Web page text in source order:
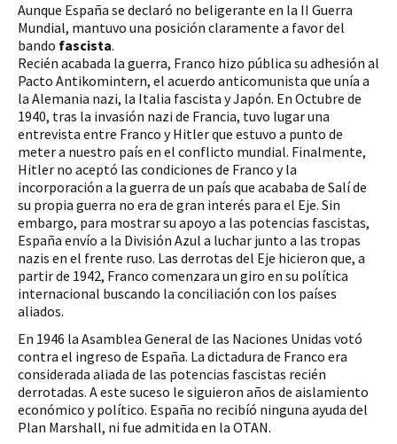
Aunque España se declaró no beligerante en la II Guerra
Mundial, mantuvo una posición claramente a favor del
bando fascista.
Recién acabada la guerra, Franco hizo pública su adhesión al
Pacto Antikomintern, el acuerdo anticomunista que unía a
la Alemania nazi, la Italia fascista y Japón. En Octubre de
1940, tras la invasión nazi de Francia, tuvo lugar una
entrevista entre Franco y Hitler que estuvo a punto de
meter a nuestro país en el conflicto mundial. Finalmente,
Hitler no aceptó las condiciones de Franco y la
incorporación a la guerra de un país que acababa de Salí de
su propia guerra no era de gran interés para el Eje. Sin
embargo, para mostrar su apoyo a las potencias fascistas,
España envío a la División Azul a luchar junto a las tropas
nazis en el frente ruso. Las derrotas del Eje hicieron que, a
partir de 1942, Franco comenzara un giro en su política
internacional buscando la conciliación con los países
aliados.
En 1946 la Asamblea General de las Naciones Unidas votó
contra el ingreso de España. La dictadura de Franco era
considerada aliada de las potencias fascistas recién
derrotadas. A este suceso le siguieron años de aislamiento
económico y político. España no recibíó ninguna ayuda del
Plan Marshall, ni fue admitida en la OTAN.